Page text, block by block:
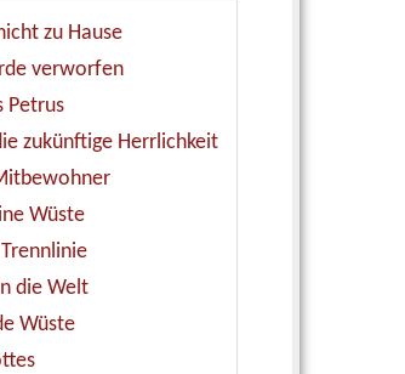
zu Hause
verworfen
Petrus
zukünftige Herrlichkeit
Wüste
die Welt
Wüste